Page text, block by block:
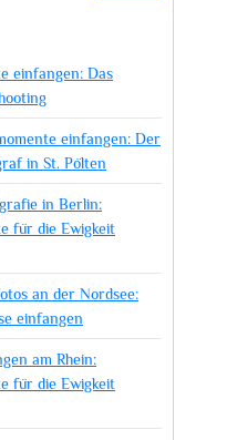
einfangen: Das
einfangen: Der
in St. Pölten
in Berlin:
für die Ewigkeit
an der Nordsee:
einfangen
am Rhein:
für die Ewigkeit